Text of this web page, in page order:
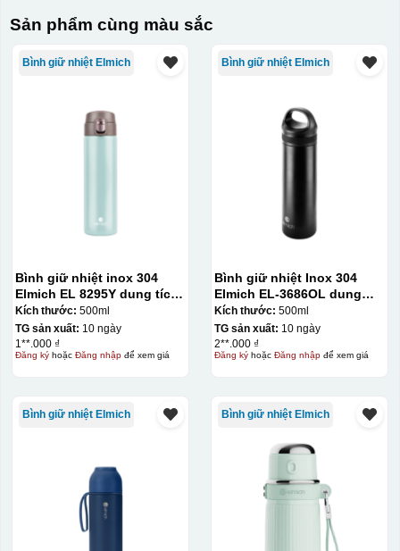
Sản phẩm cùng màu sắc
Bình giữ nhiệt Elmich
Bình giữ nhiệt inox 304
Elmich EL 8295Y dung tích
500ml
Kích thước: 500ml
TG sản xuất: 10 ngày
1**.000 ₫
Đăng kýhoặc Đăng nhậpđể xem giá
Bình giữ nhiệt Elmich
Bình giữ nhiệt Inox 304
Elmich EL-3686OL dung
tích 500ml
Kích thước: 500ml
TG sản xuất: 10 ngày
2**.000 ₫
Đăng kýhoặc Đăng nhậpđể xem giá
Bình giữ nhiệt Elmich Bình giữ nhiệt Elmich